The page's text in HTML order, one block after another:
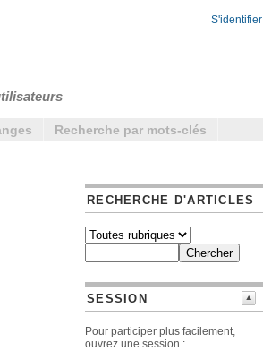
S'identifier
Recherche par mots-clés
RECHERCHE D'ARTICLES
SESSION
Pour participer plus facilement,
ouvrez une session :